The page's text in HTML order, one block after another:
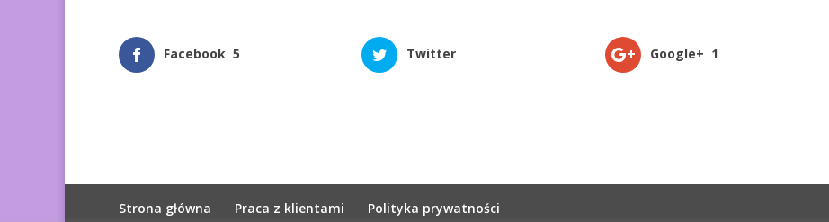
Facebook 5 Twitter Google+ 1
Strona główna Praca z klientami Polityka prywatności